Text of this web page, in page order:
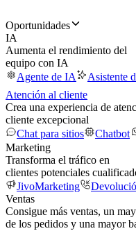
Oportunidades
IA
Aumenta el rendimiento del
equipo con IA
Agente de IA
Asistente
Atención al cliente
Crea una experiencia de
cliente excepcional
Chat para sitios
Chatbot
Marketing
Transforma el tráfico en
clientes potenciales
JivoMarketing
Ventas
Consigue más ventas, un
de los pedidos y una mayor